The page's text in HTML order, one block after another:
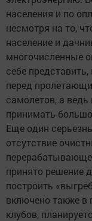
населения и по
несмотря на то,
население и
многочисленные
себе
перед
самолетов, а
принимать
Еще один
отсутствие
принято решение
построить
включено также в
клубов,